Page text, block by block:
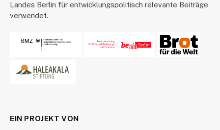
Landes Berlin für entwicklungspolitisch relevante Beiträge
verwendet.
EIN PROJEKT VON